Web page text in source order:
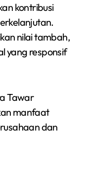
kontribusi
nilai tambah,
yang responsif
Tawar
manfaat
dan